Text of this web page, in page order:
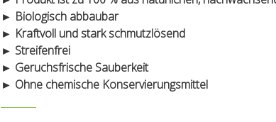
► Biologisch abbaubar
► Kraftvoll und stark schmutzlösend
► Streifenfrei
► Geruchsfrische Sauberkeit
► Ohne chemische Konservierungsmittel